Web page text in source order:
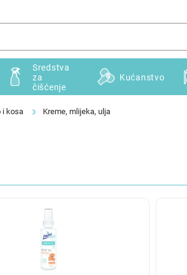
Sredstva
za
čišćenje
Kućanstvo
i kosa Kreme, mlijeka, ulja